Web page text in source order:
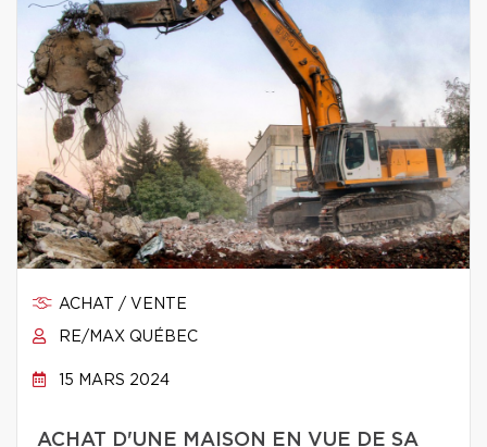
ACHAT / VENTE
RE/MAX QUÉBEC
15 MARS 2024
ACHAT D'UNE MAISON EN VUE DE SA